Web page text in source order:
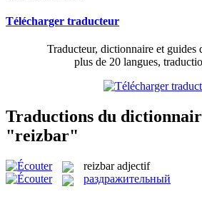
Télécharger traducteur
Traducteur, dictionnaire et guides
plus de 20 langues,
Traductions du
"reizbar"
reizbar adjectif
раздражительный